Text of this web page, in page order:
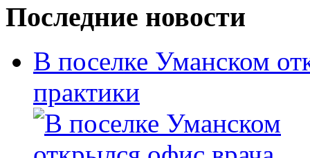
Последние новости
В поселке Уманском
практики